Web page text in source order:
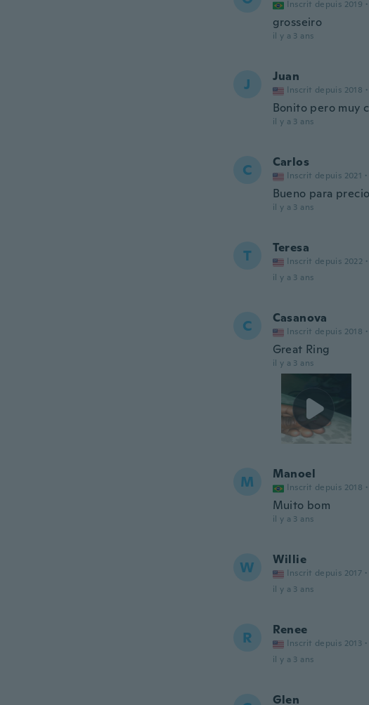
Inscrit depuis 2019 ·
grosseiro
il y a 3 ans
J Juan
Inscrit depuis 2018 ·
Bonito pero muy
il y a 3 ans
C Carlos
Inscrit depuis 2021 ·
Bueno para
il y a 3 ans
T Teresa
Inscrit depuis 2022 ·
il y a 3 ans
C Casanova
Inscrit depuis 2018 ·
Great Ring
il y a 3 ans
M Manoel
Inscrit depuis 2018 ·
Muito bom
il y a 3 ans
W Willie
Inscrit depuis 2017 ·
il y a 3 ans
R Renee
Inscrit depuis 2013 ·
il y a 3 ans
Glen